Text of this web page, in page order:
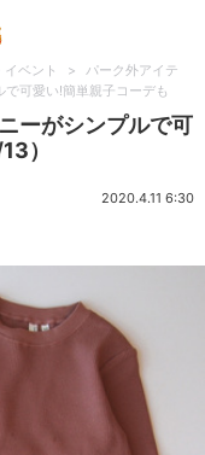
ベント >
パーク外アイテ
可愛い!簡単親子コーデも
ーがシンプルで可
）
2020.4.11 6:30